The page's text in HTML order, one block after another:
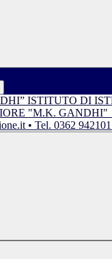
ISTITUTO DI
"M.K. GANDHI"
• Tel. 0362 942101